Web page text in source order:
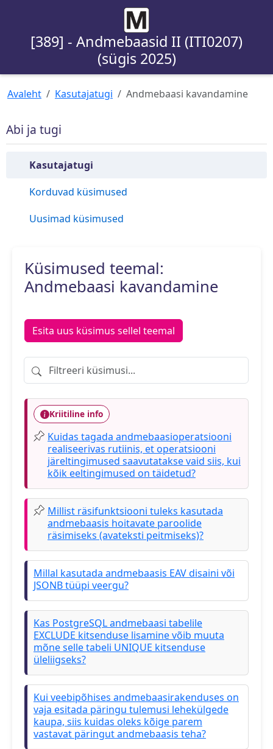
[389] - Andmebaasid II (ITI0207)
(sügis 2025)
Avaleht Kasutajatugi Andmebaasi kavandamine
Abi ja tugi
Kasutajatugi
Korduvad küsimused
Uusimad küsimused
Küsimused teemal:
Andmebaasi kavandamine
Esita uus küsimus sellel teemal
Filtreeri küsimusi
Kriitiline info
Kuidas tagada andmebaasioperatsiooni
realiseerivas rutiinis, et operatsiooni
järeltingimused saavutatakse vaid siis, kui
kõik eeltingimused on täidetud?
Millist räsifunktsiooni tuleks kasutada
andmebaasis hoitavate paroolide
räsimiseks (avateksti peitmiseks)?
Millal kasutada andmebaasis EAV disaini või
JSONB tüüpi veergu?
Kas PostgreSQL andmebaasi tabelile
EXCLUDE kitsenduse lisamine võib muuta
mõne selle tabeli UNIQUE kitsenduse
üleliigseks?
Kui veebipõhises andmebaasirakenduses on
vaja esitada päringu tulemusi lehekülgede
kaupa, siis kuidas oleks kõige parem
vastavat päringut andmebaasis teha?